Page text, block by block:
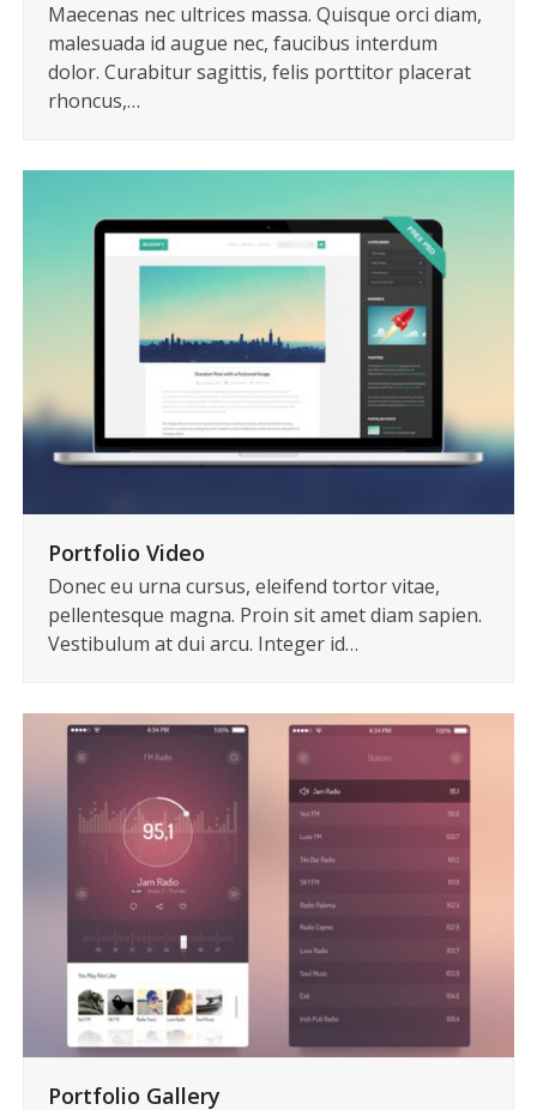
Maecenas nec ultrices massa. Quisque orci diam,
malesuada id augue nec, faucibus interdum
dolor. Curabitur sagittis, felis porttitor placerat
rhoncus,…
Portfolio Video
Donec eu urna cursus, eleifend tortor vitae,
pellentesque magna. Proin sit amet diam sapien.
Vestibulum at dui arcu. Integer id…
Portfolio Gallery